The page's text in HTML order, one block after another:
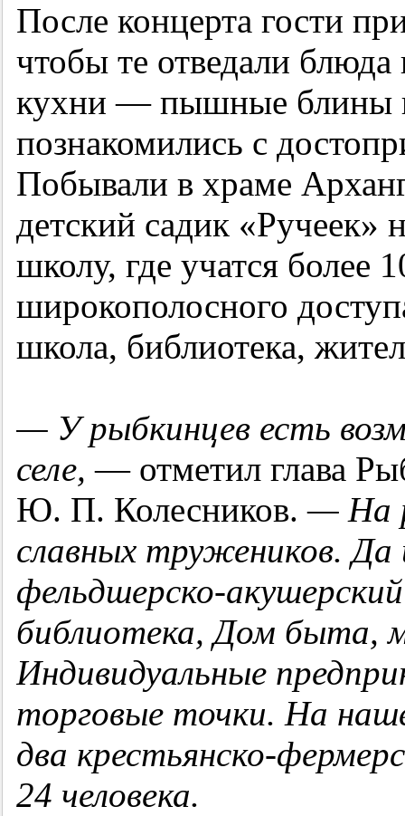
После концерта гости
чтобы те отведали
кухни — пышные блины
познакомились с
Побывали в храме
детский садик
школу, где учатся более
широкополосного
школа, библиотека,
— У рыбкинцев есть
селе,— отметил глава
Ю. П. Колесников.— На
славных тружеников.
фельдшерско-
библиотека, Дом быта,
Индивидуальные
торговые точки. На
два крестьянско-
24 человека.